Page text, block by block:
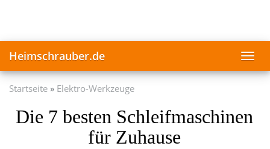
Heimschrauber.de
Startseite Elektro-Werkzeuge
Die 7 besten Schleifmaschinen
für Zuhause